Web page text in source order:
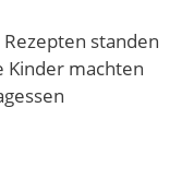
standen
Kinder machten